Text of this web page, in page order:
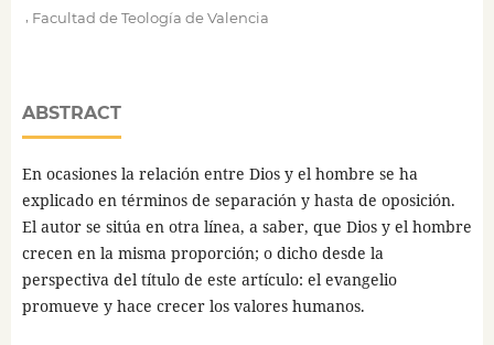
Facultad de Teología de Valencia
ABSTRACT
En ocasiones la relación entre Dios y el hombre se ha
explicado en términos de separación y hasta de oposición.
El autor se sitúa en otra línea, a saber, que Dios y el hombre
crecen en la misma proporción; o dicho desde la
perspectiva del título de este artículo: el evangelio
promueve y hace crecer los valores humanos.